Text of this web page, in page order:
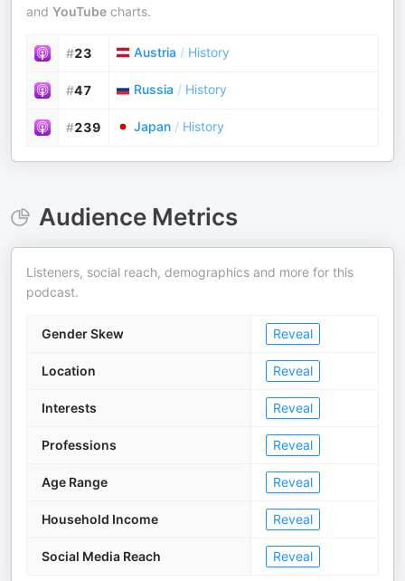
and YouTube charts.
#23 Austria / History
#47 Russia / History
#239 Japan / History
Audience Metrics
Listeners, social reach, demographics and more for this
podcast.
Gender Skew Reveal
Location Reveal
Interests Reveal
Professions Reveal
Age Range Reveal
Household Income Reveal
Social Media Reach Reveal